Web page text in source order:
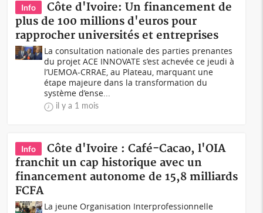
Info
Côte d'Ivoire: Un financement de
plus de 100 millions d'euros pour
rapprocher universités et entreprises
La consultation nationale des parties prenantes
du projet ACE INNOVATE s’est achevée ce jeudi à
l’UEMOA-CRRAE, au Plateau, marquant une
étape majeure dans la transformation du
système d’ense...
il y a 1 mois
Info
Côte d'Ivoire : Café-Cacao, l'OIA
franchit un cap historique avec un
financement autonome de 15,8 milliards
FCFA
La jeune Organisation Interprofessionnelle